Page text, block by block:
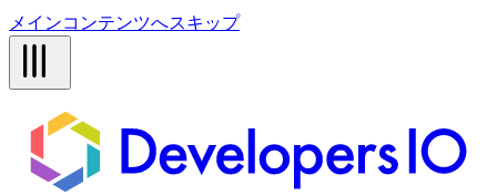
メインコンテンツへスキップ